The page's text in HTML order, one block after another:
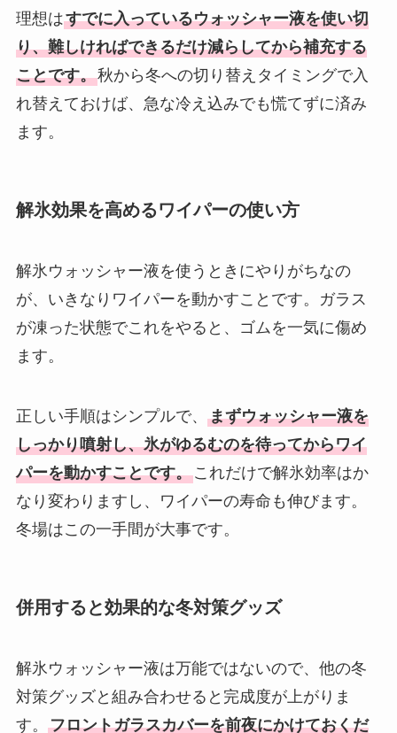
理想はすでに入っているウォッシャー液を使い切
り、難しければできるだけ減らしてから補充する
ことです。秋から冬への切り替えタイミングで入
れ替えておけば、急な冷え込みでも慌てずに済み
ます。
解氷効果を高めるワイパーの使い方
解氷ウォッシャー液を使うときにやりがちなの
が、いきなりワイパーを動かすことです。ガラス
が凍った状態でこれをやると、ゴムを一気に傷め
ます。
正しい手順はシンプルで、 まずウォッシャー液を
しっかり噴射し、氷がゆるむのを待ってからワイ
パーを動かすことです。これだけで解氷効率はか
なり変わりますし、ワイパーの寿命も伸びます。
冬場はこの一手間が大事です。
併用すると効果的な冬対策グッズ
解氷ウォッシャー液は万能ではないので、他の冬
対策グッズと組み合わせると完成度が上がりま
す。 フロントガラスカバーを前夜にかけておくだ